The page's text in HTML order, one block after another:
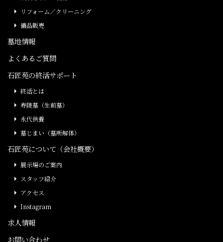
リフォーム／クリーニング
備品販売
墓地情報
よくあるご質問
石匠苑の終活サポート
終活とは
寿陵墓（生前墓）
永代供養
墓じまい（墓所解体）
石匠苑について（会社概要）
展示場のご案内
スタッフ紹介
アクセス
Instagram
求人情報
お問い合わせ